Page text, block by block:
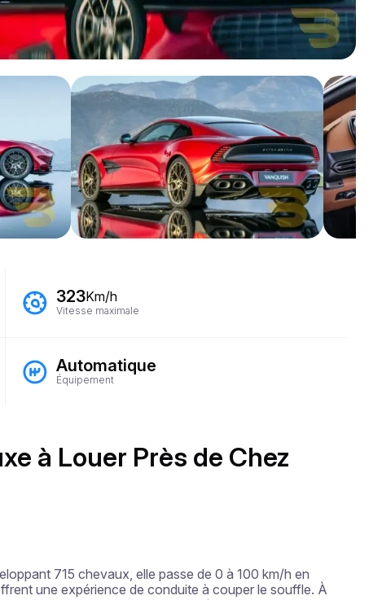
323Km/h
Vitesse maximale
Automatique
Équipement
à Louer Près de Chez
715 chevaux, elle passe de 0 à 100 km/h en
une expérience de conduite à couper le souffle. À